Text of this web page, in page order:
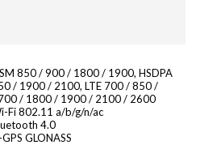
a már jól ismert Android
verziójú Jelly Bean-t kapjuk.
UI-t kapjuk, amit már
nagy része régóta ismer. Az
850 / 900 / 1800 / 1900, HSDPA
/ 1900 / 2100, LTE 700 / 850 /
/ 1800 / 1900 / 2100 / 2600
Fi 802.11 a/b/g/n/ac
4.0
GLONASS